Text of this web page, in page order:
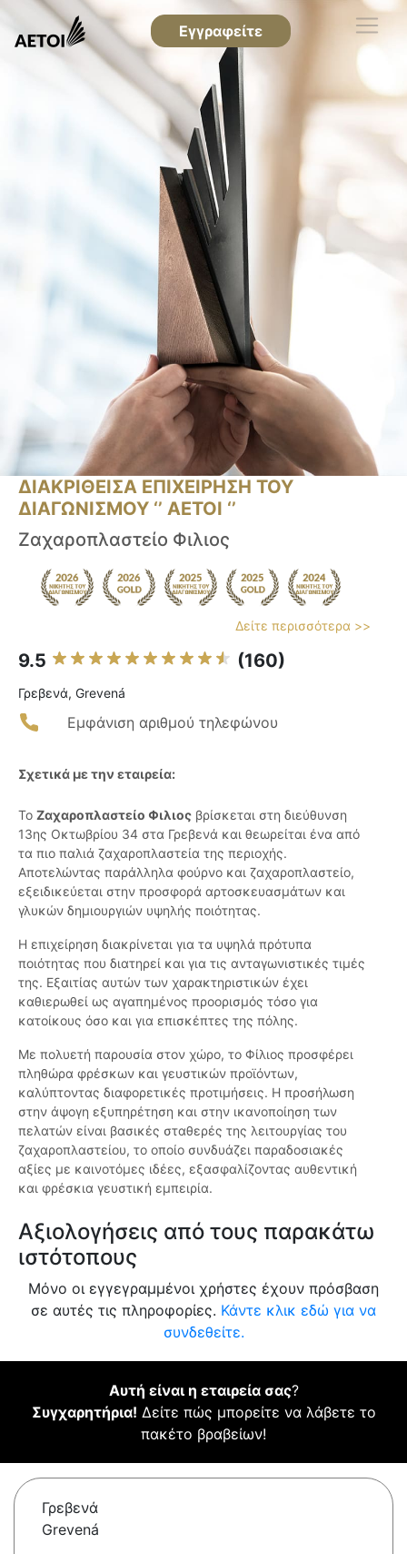
Εγγραφείτε
ΔΙΑΚΡΙΘΕΙΣΑ ΕΠΙΧΕΙΡΗΣΗ ΤΟΥ
ΔΙΑΓΩΝΙΣΜΟΥ ‘’ ΑΕΤΟΙ ‘’
Ζαχαροπλαστείο Φιλιος
Δείτε περισσότερα >>
9.5 (160)
Γρεβενά, Grevená
Εμφάνιση αριθμού τηλεφώνου
Σχετικά με την εταιρεία:
Το Ζαχαροπλαστείο Φιλιος βρίσκεται στη διεύθυνση
13ης Οκτωβρίου 34 στα Γρεβενά και θεωρείται ένα από
τα πιο παλιά ζαχαροπλαστεία της περιοχής.
Αποτελώντας παράλληλα φούρνο και ζαχαροπλαστείο,
εξειδικεύεται στην προσφορά αρτοσκευασμάτων και
γλυκών δημιουργιών υψηλής ποιότητας.
Η επιχείρηση διακρίνεται για τα υψηλά πρότυπα
ποιότητας που διατηρεί και για τις ανταγωνιστικές τιμές
της. Εξαιτίας αυτών των χαρακτηριστικών έχει
καθιερωθεί ως αγαπημένος προορισμός τόσο για
κατοίκους όσο και για επισκέπτες της πόλης.
Με πολυετή παρουσία στον χώρο, το Φίλιος προσφέρει
πληθώρα φρέσκων και γευστικών προϊόντων,
καλύπτοντας διαφορετικές προτιμήσεις. Η προσήλωση
στην άψογη εξυπηρέτηση και στην ικανοποίηση των
πελατών είναι βασικές σταθερές της λειτουργίας του
ζαχαροπλαστείου, το οποίο συνδυάζει παραδοσιακές
αξίες με καινοτόμες ιδέες, εξασφαλίζοντας αυθεντική
και φρέσκια γευστική εμπειρία.
Αξιολογήσεις από τους παρακάτω
ιστότοπους
Μόνο οι εγγεγραμμένοι χρήστες έχουν πρόσβαση
σε αυτές τις πληροφορίες. Κάντε κλικ εδώ για να
συνδεθείτε.
Αυτή είναι η εταιρεία σας?
Συγχαρητήρια! Δείτε πώς μπορείτε να λάβετε το
πακέτο βραβείων!
Γρεβενά
Grevená